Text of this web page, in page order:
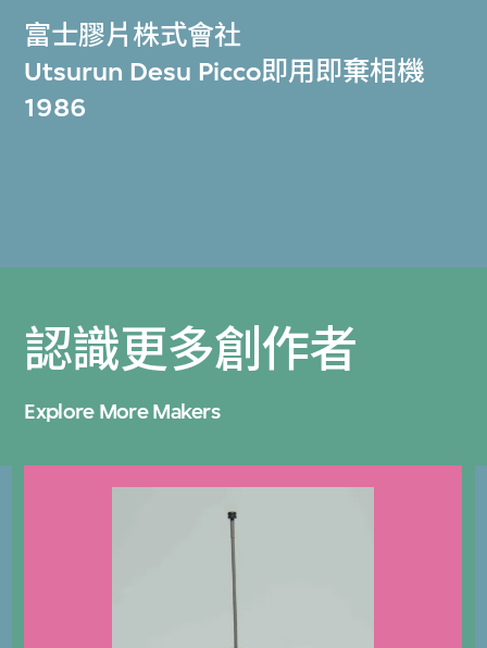
富士膠片株式會社
Utsurun Desu Picco即用即棄相機
1986
認識更多創作者
Explore More Makers